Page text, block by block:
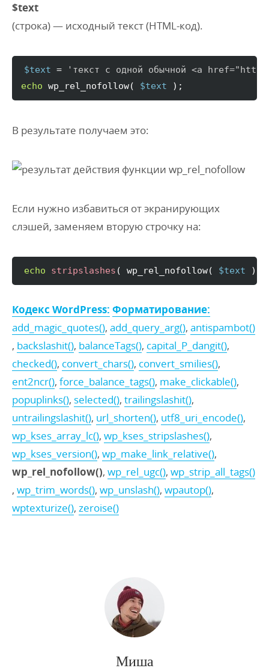
$text
(строка) — исходный текст (HTML-код).
$text =
'текст с одной обычной <a
echo wp_rel_nofollow( $text ) ;
В результате получаем это:
Если нужно избавиться от экранирующих
слэшей, заменяем вторую строчку на:
echo stripslashes ( wp_rel_nofollow( $text )
Кодекс WordPress: Форматирование:
add_magic_quotes(), add_query_arg(), antispambot()
, backslashit(), balanceTags(), capital_P_dangit(),
checked(), convert_chars(), convert_smilies(),
ent2ncr(), force_balance_tags(), make_clickable(),
popuplinks(), selected(), trailingslashit(),
untrailingslashit(), url_shorten(), utf8_uri_encode(),
wp_kses_array_lc(), wp_kses_stripslashes(),
wp_kses_version(), wp_make_link_relative(),
wp_rel_nofollow(), wp_rel_ugc(), wp_strip_all_tags()
, wp_trim_words(), wp_unslash(), wpautop(),
wptexturize(), zeroise()
Миша